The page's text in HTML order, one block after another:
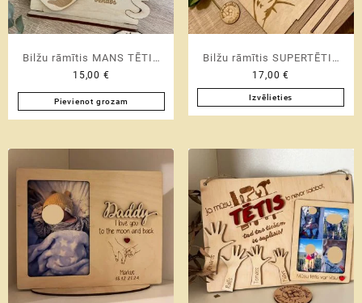
Bilžu rāmītis MANS TĒTIS
♡ ar bērna vārdiņu
15,00 €
Pievienot grozam
Bilžu rāmītis SUPERTĒTIS
♡ ar bērna vārdiņu
17,00€
Izvēlieties
This
has
variants.
The
options
may
be
chosen
on